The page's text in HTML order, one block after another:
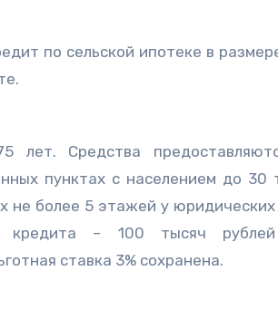
по сельской ипотеке в
лет. Средства
пунктах с населением до 30
не более 5 этажей у юридических
кредита – 100 тысяч
ставка 3% сохранена.